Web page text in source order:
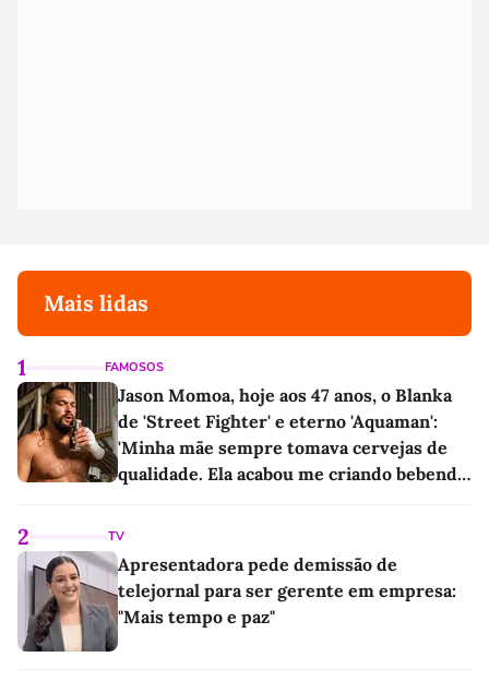
Mais lidas
1 FAMOSOS
Jason Momoa, hoje aos 47 anos, o Blanka
de 'Street Fighter' e eterno 'Aquaman':
'Minha mãe sempre tomava cervejas de
qualidade. Ela acabou me criando bebendo
2 TV
Apresentadora pede demissão de
telejornal para ser gerente em empresa:
"Mais tempo e paz"